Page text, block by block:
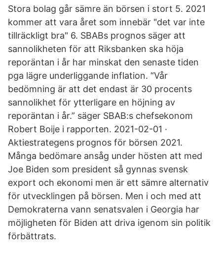
Stora bolag går sämre än börsen i stort 5. 2021
kommer att vara året som innebär "det var inte
tillräckligt bra" 6. SBABs prognos säger att
sannolikheten för att Riksbanken ska höja
reporäntan i år har minskat den senaste tiden
pga lägre underliggande inflation. “Vår
bedömning är att det endast är 30 procents
sannolikhet för ytterligare en höjning av
reporäntan i år.” säger SBAB:s chefsekonom
Robert Boije i rapporten. 2021-02-01 ·
Aktiestrategens prognos för börsen 2021.
Många bedömare ansåg under hösten att med
Joe Biden som president så gynnas svensk
export och ekonomi men är ett sämre alternativ
för utvecklingen på börsen. Men i och med att
Demokraterna vann senatsvalen i Georgia har
möjligheten för Biden att driva igenom sin politik
förbättrats.